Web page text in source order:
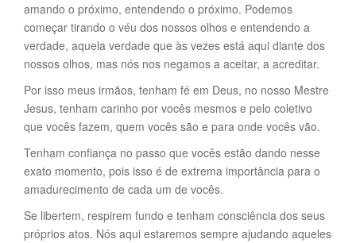
amando o próximo, entendendo o próximo. Podemos
começar tirando o véu dos nossos olhos e entendendo a
verdade, aquela verdade que às vezes está aqui diante dos
nossos olhos, mas nós nos negamos a aceitar, a acreditar.
Por isso meus irmãos, tenham fé em Deus, no nosso Mestre
Jesus, tenham carinho por vocês mesmos e pelo coletivo
que vocês fazem, quem vocês são e para onde vocês vão.
Tenham confiança no passo que vocês estão dando nesse
exato momento, pois isso é de extrema importância para o
amadurecimento de cada um de vocês.
Se libertem, respirem fundo e tenham consciência dos seus
próprios atos. Nós aqui estaremos sempre ajudando aqueles